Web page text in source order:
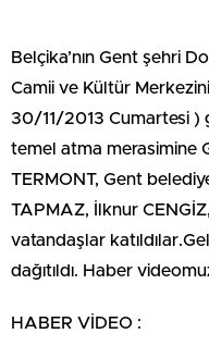
Belçika’nın Gent şehri
Camii ve Kültür
30/11/2013 Cumartesi )
temel atma merasimine
TERMONT, Gent
TAPMAZ, İlknur
vatandaşlar
dağıtıldı. Haber
HABER VİDEO :